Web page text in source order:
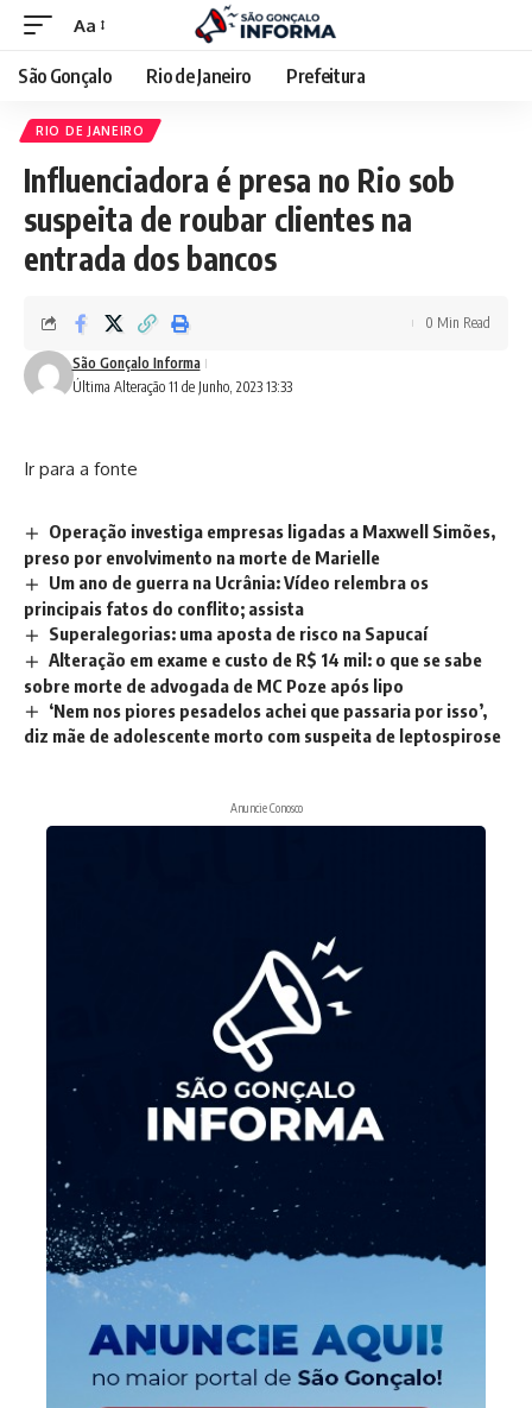
Aa
São Gonçalo Rio de Janeiro Prefeitura
RIO DE JANEIRO
Influenciadora é presa no Rio sob
suspeita de roubar clientes na
entrada dos bancos
Última Alteração 11 de Junho, 2023 13:33
São Gonçalo Informa
0 Min Read
Ir para a fonte
Operação investiga empresas ligadas a Maxwell Simões,
preso por envolvimento na morte de Marielle
Um ano de guerra na Ucrânia: Vídeo relembra os
principais fatos do conflito; assista
Superalegorias: uma aposta de risco na Sapucaí
Alteração em exame e custo de R$ 14 mil: o que se sabe
sobre morte de advogada de MC Poze após lipo
‘Nem nos piores pesadelos achei que passaria por isso’,
diz mãe de adolescente morto com suspeita de leptospirose
Anuncie Conosco